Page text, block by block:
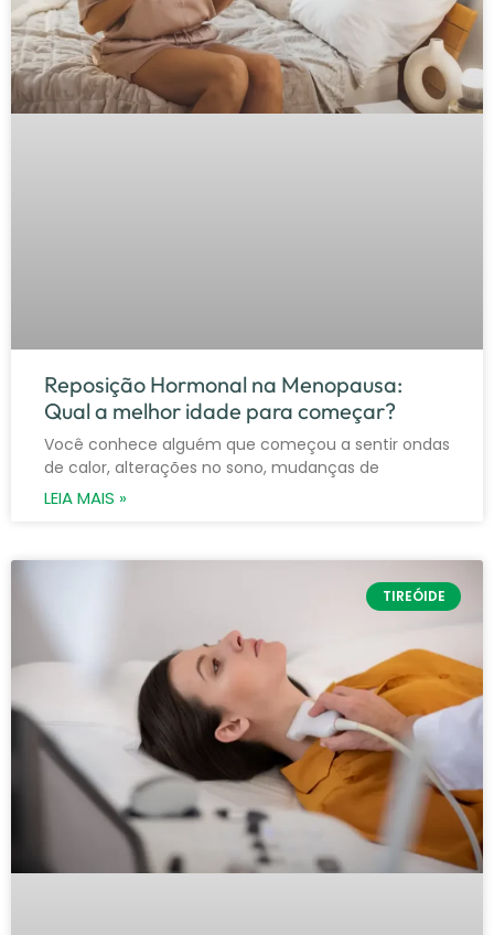
Reposição Hormonal na Menopausa:
Qual a melhor idade para começar?
Você conhece alguém que começou a sentir ondas
de calor, alterações no sono, mudanças de
LEIA MAIS »
TIREÓIDE